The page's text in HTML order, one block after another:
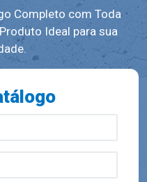
Completo com Toda
Ideal para sua